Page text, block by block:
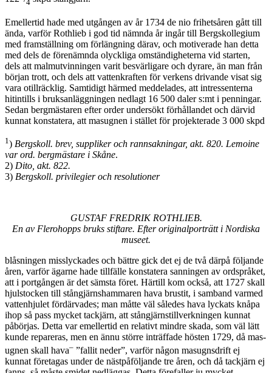
4
Emellertid hade med utgången av år 1734 de nio frihetsåren gått till
ända, varför Rothlieb i god tid nämnda år ingår till Bergskollegium
med framställning om förlängning därav, och motiverade han detta
med dels de förenämnda olyckliga omständigheterna vid starten,
dels att malmutvinningen varit besvärligare och dyrare, än man från
början trott, och dels att vattenkraften för verkens drivande visat sig
vara otillräcklig. Samtidigt härmed meddelades, att intressenterna
hitintills i bruksanläggningen nedlagt 16 500 daler s:mt i penningar.
Sedan bergmästaren efter order undersökt förhållandet och därvid
kunnat konstatera, att masugnen i stället för projekterade 3 000 skpd
1 ) Bergskoll. brev, suppliker och rannsakningar, akt. 820. Lemoine
var ord. bergmästare i Skåne.
2) Dito, akt. 822.
3) Bergskoll. privilegier och resolutioner
GUSTAF FREDRIK ROTHLIEB.
En av Flerohopps bruks stiftare. Efter originalporträtt i Nordiska
museet.
blåsningen misslyckades och bättre gick det ej de två därpå följande
åren, varför ägarne hade tillfälle konstatera sanningen av ordspråket,
att i portgången är det sämsta föret. Härtill kom också, att 1727 skall
hjulstocken till stångjärnshammaren hava brustit, i samband varmed
vattenhjulet fördärvades; man måtte väl således hava lyckats knåpa
ihop så pass mycket tackjärn, att stångjärnstillverkningen kunnat
påbörjas. Detta var emellertid en relativt mindre skada, som väl lätt
kunde repareras, men en ännu större inträffade hösten 1729, då mas­
ugnen skall hava– ”fallit neder”, varför någon masugnsdrift ej
kunnat företagas under de nästpåföljande tre åren, och då tackjärn ej